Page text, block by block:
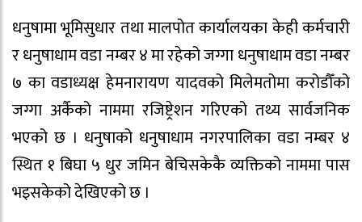
धनुषामा भूमिसुधार तथा मालपोत कार्यालयका केही कर्मचारी
र धनुषाधाम वडा नम्बर ४ मा रहेको जग्गा धनुषाधाम वडा नम्बर
७ का वडाध्यक्ष हेमनारायण यादवको मिलेमतोमा करोडौँको
जग्गा अर्कैको नाममा रजिष्ट्रेशन गरिएको तथ्य सार्वजनिक
भएको छ । धनुषाको धनुषाधाम नगरपालिका वडा नम्बर ४
स्थित १ बिघा ५ धुर जमिन बेचिसकेकै व्यक्तिको नाममा पास
भइसकेको देखिएको छ ।